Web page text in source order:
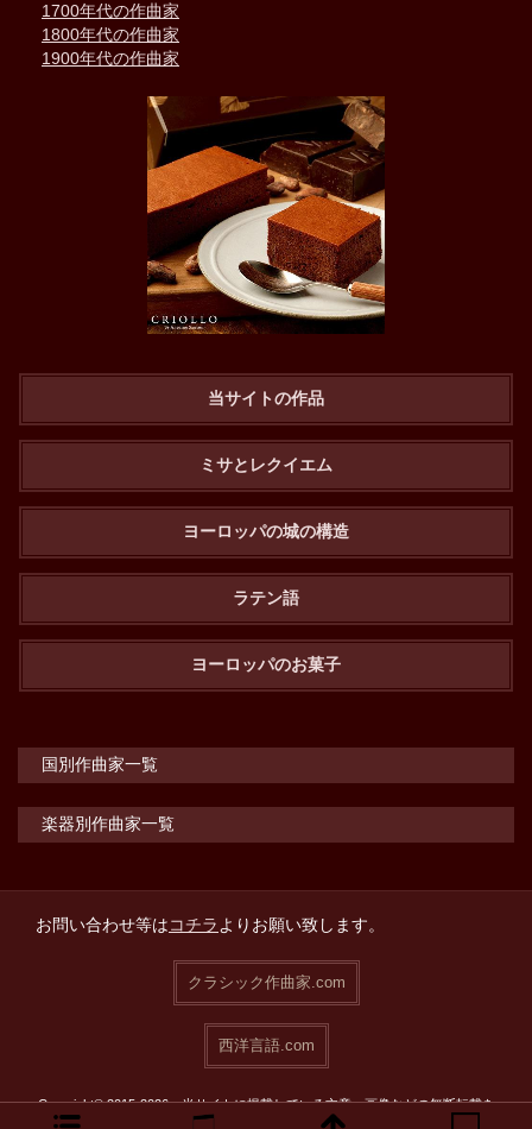
1700年代の作曲家
1800年代の作曲家
1900年代の作曲家
当サイトの作品
ミサとレクイエム
ヨーロッパの城の構造
ラテン語
ヨーロッパのお菓子
国別作曲家一覧
楽器別作曲家一覧
お問い合わせ等はコチラよりお願い致します。
クラシック作曲家.com
西洋言語.com
Copyright© 2015-2026 当サイトに掲載している文章・画像などの無断転載を